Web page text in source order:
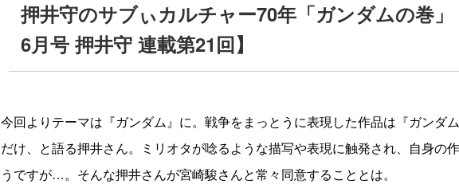
押井守のサブぃカルチャー70年「ガンダムの巻」
6月号 押井守 連載第21回】
今回よりテーマは『ガンダム』に。戦争をまっとうに表現した作品は『ガンダム
だけ、と語る押井さん。ミリオタが唸るような描写や表現に触発され、自身の
うですが…。そんな押井さんが宮崎駿さんと常々同意することとは。